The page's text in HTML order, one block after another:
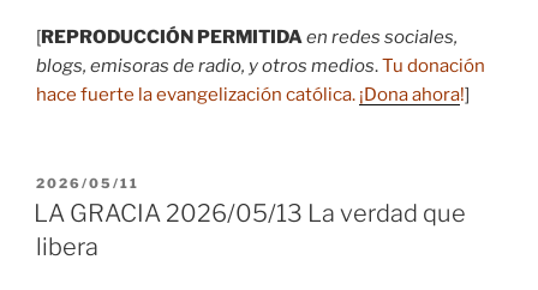
[REPRODUCCIÓN PERMITIDAen redes sociales,
blogs, emisoras de radio, y otros medios.Tu donación
hace fuerte la evangelización católica. ¡Dona ahora!]
PUBLICADO
EL
2026/05/11
LA GRACIA 2026/05/13 La verdad que
libera